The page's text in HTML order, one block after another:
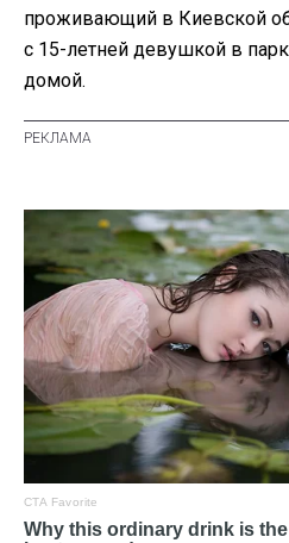
проживающий в Киевской
с 15-летней девушкой в
домой.